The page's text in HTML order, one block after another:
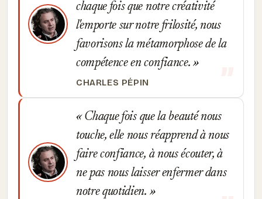
chaque fois que notre créativité
l'emporte sur notre frilosité, nous
favorisons la métamorphose de la
compétence en confiance.
CHARLES PÉPIN
Chaque fois que la beauté nous
touche, elle nous réapprend à nous
faire confiance, à nous écouter, à
ne pas nous laisser enfermer dans
notre quotidien.